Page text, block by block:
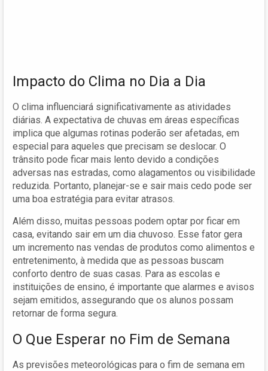
Impacto do Clima no Dia a Dia
O clima influenciará significativamente as atividades
diárias. A expectativa de chuvas em áreas específicas
implica que algumas rotinas poderão ser afetadas, em
especial para aqueles que precisam se deslocar. O
trânsito pode ficar mais lento devido a condições
adversas nas estradas, como alagamentos ou visibilidade
reduzida. Portanto, planejar-se e sair mais cedo pode ser
uma boa estratégia para evitar atrasos.
Além disso, muitas pessoas podem optar por ficar em
casa, evitando sair em um dia chuvoso. Esse fator gera
um incremento nas vendas de produtos como alimentos e
entretenimento, à medida que as pessoas buscam
conforto dentro de suas casas. Para as escolas e
instituições de ensino, é importante que alarmes e avisos
sejam emitidos, assegurando que os alunos possam
retornar de forma segura.
O Que Esperar no Fim de Semana
As previsões meteorológicas para o fim de semana em